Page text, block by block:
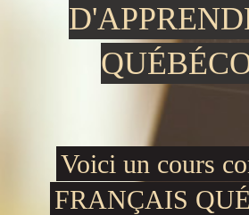
Voici un cours
FRANÇAIS